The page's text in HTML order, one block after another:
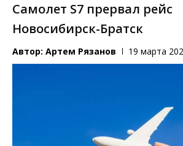
Самолет S7 прервал рейс
Новосибирск-Братск
Автор: Артем Рязанов 19 марта